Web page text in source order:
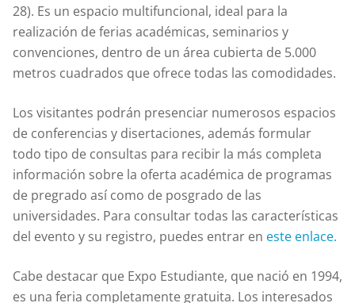
28). Es un espacio multifuncional, ideal para la
realización de ferias académicas, seminarios y
convenciones, dentro de un área cubierta de 5.000
metros cuadrados que ofrece todas las comodidades.
Los visitantes podrán presenciar numerosos espacios
de conferencias y disertaciones, además formular
todo tipo de consultas para recibir la más completa
información sobre la oferta académica de programas
de pregrado así como de posgrado de las
universidades. Para consultar todas las características
del evento y su registro, puedes entrar en este enlace.
Cabe destacar que Expo Estudiante, que nació en 1994,
es una feria completamente gratuita. Los interesados